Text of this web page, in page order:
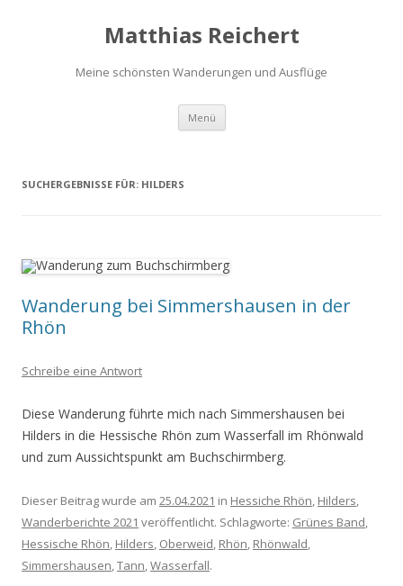
Matthias Reichert
Meine schönsten Wanderungen und Ausflüge
Menü Zum
springen
SUCHERGEBNISSE FÜR: HILDERS
Wanderung bei Simmershausen in der
Rhön
Schreibe eine Antwort
Diese Wanderung führte mich nach Simmershausen bei
Hilders in die Hessische Rhön zum Wasserfall im Rhönwald
und zum Aussichtspunkt am Buchschirmberg.
Dieser Beitrag wurde am 25.04.2021 in Hessiche Rhön, Hilders,
Wanderberichte 2021 veröffentlicht. Schlagworte: Grünes Band,
Hessische Rhön, Hilders, Oberweid, Rhön, Rhönwald,
Simmershausen,Tann,Wasserfall.